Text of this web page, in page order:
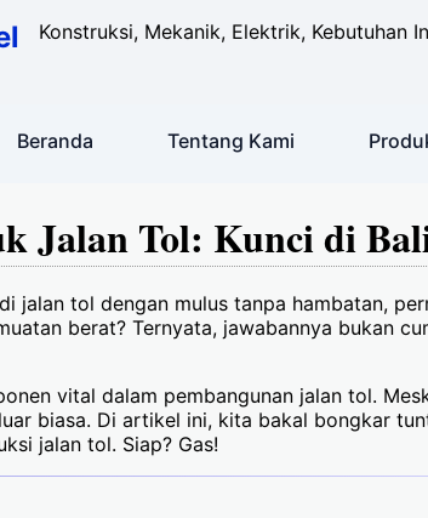
Konstruksi, Mekanik, Elektrik, Kebutuhan
Beranda Tentang Kami
Jalan Tol: Kunci di
jalan tol dengan mulus tanpa hambatan,
berat? Ternyata, jawabannya bukan
vital dalam pembangunan jalan tol.
biasa. Di artikel ini, kita bakal bongkar
jalan tol. Siap? Gas!